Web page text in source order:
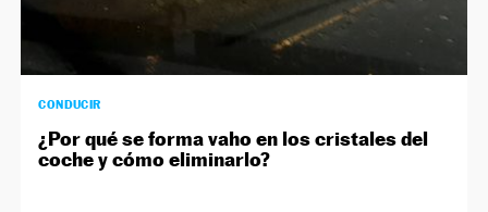
CONDUCIR
¿Por qué se forma vaho en los cristales del
coche y cómo eliminarlo?